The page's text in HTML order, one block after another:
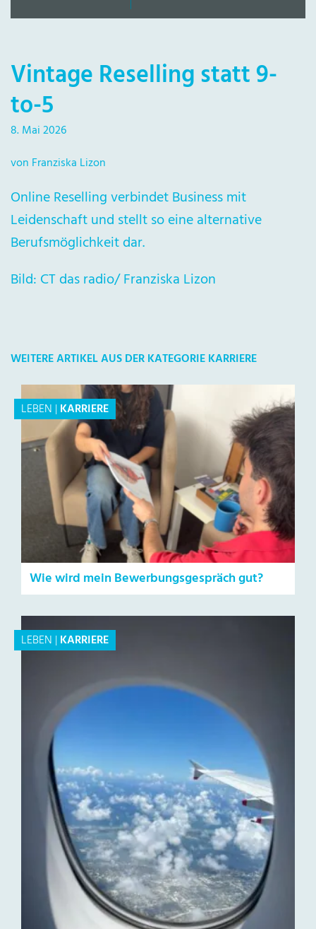
Vintage Reselling statt 9-
to-5
8. Mai 2026
von Franziska Lizon
Online Reselling verbindet Business mit
Leidenschaft und stellt so eine alternative
Berufsmöglichkeit dar.
Bild: CT das radio/ Franziska Lizon
WEITERE ARTIKEL AUS DER KATEGORIE KARRIERE
LEBEN |KARRIERE
Wie wird mein Bewerbungsgespräch gut?
LEBEN |KARRIERE